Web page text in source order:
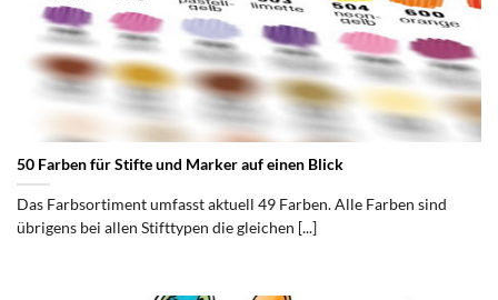
50 Farben für Stifte und Marker auf einen Blick
Das Farbsortiment umfasst aktuell 49 Farben. Alle Farben sind
übrigens bei allen Stifttypen die gleichen [...]